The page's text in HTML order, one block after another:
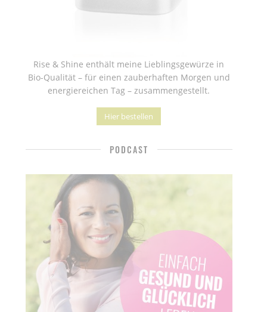
Rise & Shine enthält meine Lieblingsgewürze in
Bio-Qualität – für einen zauberhaften Morgen und
energiereichen Tag – zusammengestellt.
Hier bestellen
PODCAST